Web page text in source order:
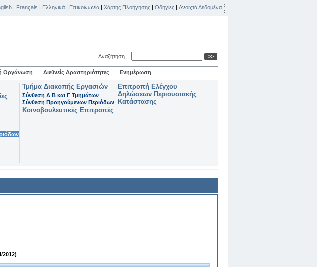
| Français | Ελληνικά | Επικοινωνία | Χάρτης Πλοήγησης | Οδηγίες | Ανοιχτά Δεδομένα
Αναζήτηση
Οργάνωση Διεθνείς Δραστηριότητες Ενημέρωση
Τμήμα Διακοπής Εργασιών
Σύνθεση Α Β και Γ Τμημάτων
Σύνθεση Προηγούμενων Περιόδων
Κοινοβουλευτικές Επιτροπές
Επιτροπή Ελέγχου
Δηλώσεων Περιουσιακής
Κατάστασης
2012)